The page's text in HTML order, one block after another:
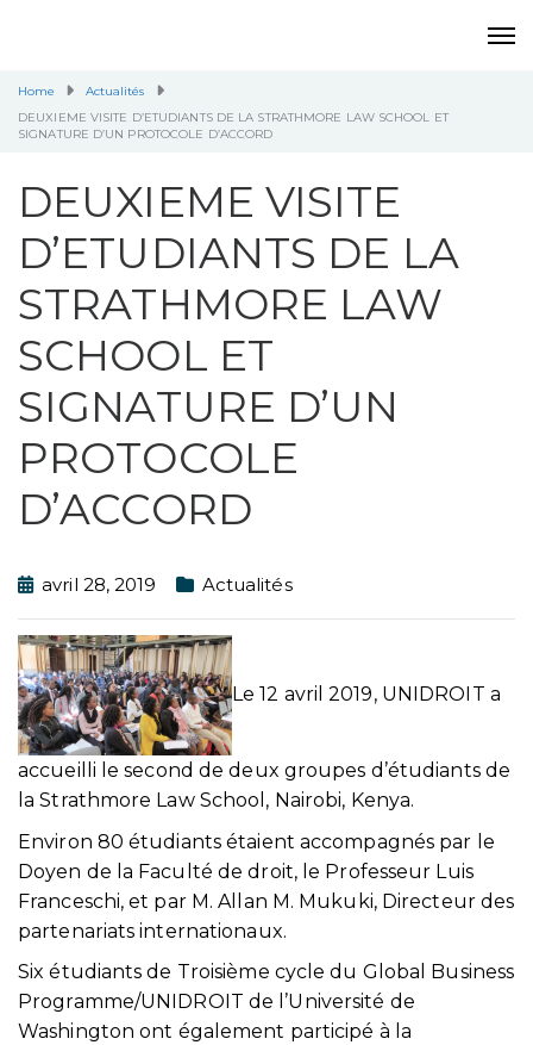
Home
Actualités
DEUXIEME VISITE D’ETUDIANTS DE LA STRATHMORE LAW SCHOOL ET
SIGNATURE D’UN PROTOCOLE D’ACCORD
DEUXIEME VISITE
D’ETUDIANTS DE LA
STRATHMORE LAW
SCHOOL ET
SIGNATURE D’UN
PROTOCOLE
D’ACCORD
avril 28, 2019 Actualités
Le 12 avril 2019, UNIDROIT a
accueilli le second de deux groupes d’étudiants de
la Strathmore Law School, Nairobi, Kenya.
Environ 80 étudiants étaient accompagnés par le
Doyen de la Faculté de droit, le Professeur Luis
Franceschi, et par M. Allan M. Mukuki, Directeur des
partenariats internationaux.
Six étudiants de Troisième cycle du Global Business
Programme/UNIDROIT de l’Université de
Washington ont également participé à la